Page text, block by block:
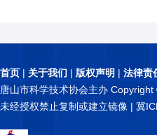
首页 | 关于我们 | 版权声明 | 法律责
唐山市科学技术协会主办
未经授权禁止复制或建立镜像 | 冀